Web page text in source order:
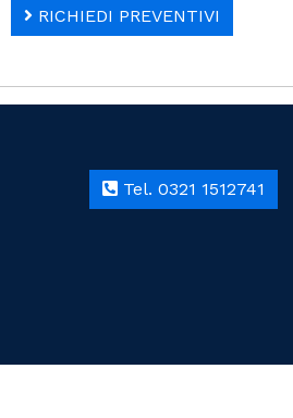
RICHIEDI PREVENTIVI
Tel. 0321 1512741